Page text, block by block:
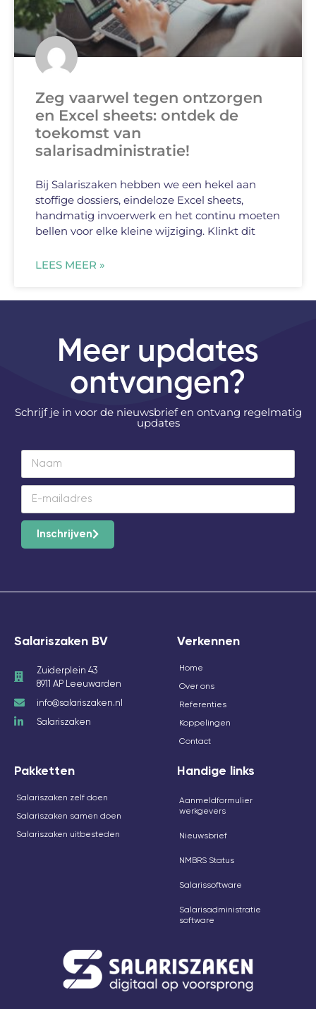
Zeg vaarwel tegen ontzorgen
en Excel sheets: ontdek de
toekomst van
salarisadministratie!
Bij Salariszaken hebben we een hekel aan
stoffige dossiers, eindeloze Excel sheets,
handmatig invoerwerk en het continu moeten
bellen voor elke kleine wijziging. Klinkt dit
LEES MEER »
Meer updates
ontvangen?
Schrijf je in voor de nieuwsbrief en ontvang regelmatig
updates
Inschrijven
Salariszaken BV
Zuiderplein 43
8911 AP Leeuwarden
info@salariszaken.nl
Salariszaken
Verkennen
Home
Over ons
Referenties
Koppelingen
Contact
Pakketten
Salariszaken zelf doen
Salariszaken samen doen
Salariszaken uitbesteden
Handige links
Aanmeldformulier
werkgevers
Nieuwsbrief
NMBRS Status
Salarissoftware
Salarisadministratie
software